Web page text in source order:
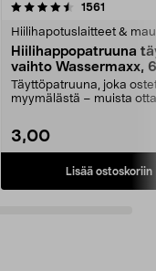
1561
Hiilihapotuslaitteet &
Hiilihappopatruuna
vaihto Wassermaxx,
Täyttöpatruuna, joka
myymälästä – muista
3,00
Lisää ostoskoriin
4.5viidestä